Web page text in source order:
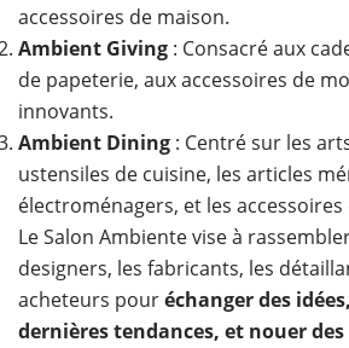
accessoires de maison.
Ambient Giving : Consacré aux
de papeterie, aux accessoires de
innovants.
Ambient Dining : Centré sur les
ustensiles de cuisine, les articles
électroménagers, et les
Le Salon Ambiente vise à
designers, les fabricants, les
acheteurs pouréchanger des
dernières tendances, et nouer